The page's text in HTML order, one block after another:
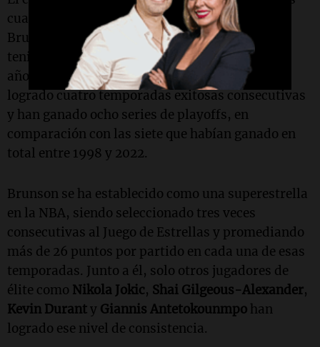
cuatro temporadas se debe en gran parte a
Brunson. Antes de su llegada, el equipo había
tenido solo cuatro temporadas ganadoras en 21
años. Desde su incorporación, los Knicks han
logrado cuatro temporadas exitosas consecutivas
y han ganado ocho series de playoffs, en
comparación con las siete que habían ganado en
total entre 1998 y 2022.
Brunson se ha establecido como una superestrella
en la NBA, siendo seleccionado tres veces
consecutivas al Juego de Estrellas y promediando
más de 26 puntos por partido en cada una de esas
temporadas. Junto a él, solo otros jugadores de
élite como Nikola Jokic, Shai Gilgeous-Alexander,
Kevin Duranty Giannis Antetokounmpo han
logrado ese nivel de consistencia.